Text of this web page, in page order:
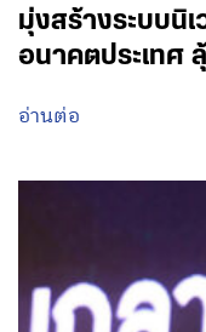
มุ่งสร้างระบบนิ
อนาคตประเทศ
อ่านต่อ